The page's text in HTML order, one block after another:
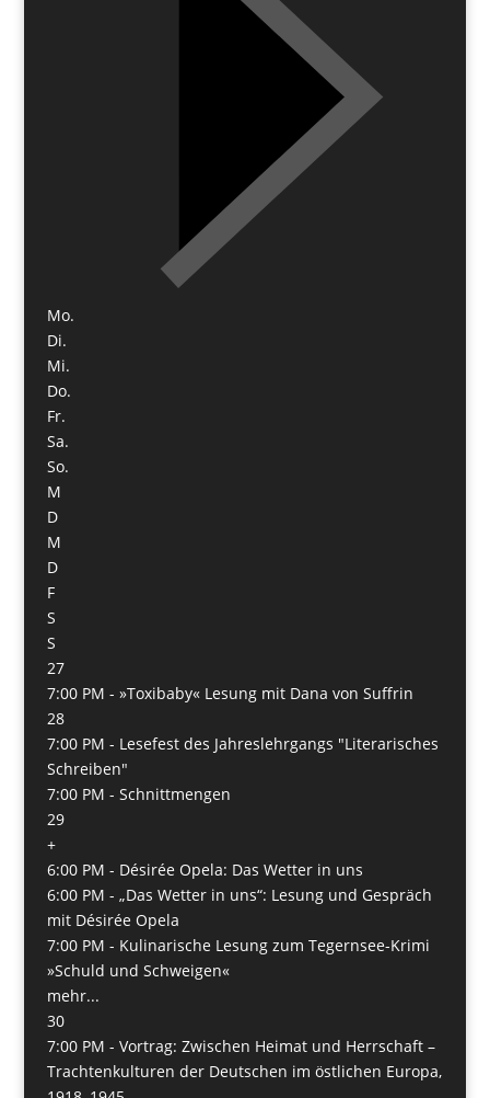
Mo.
Di.
Mi.
Do.
Fr.
Sa.
So.
M
D
M
D
F
S
S
27
7:00 PM - »Toxibaby« Lesung mit Dana von Suffrin
28
7:00 PM - Lesefest des Jahreslehrgangs "Literarisches
Schreiben"
7:00 PM - Schnittmengen
29
+
6:00 PM - Désirée Opela: Das Wetter in uns
6:00 PM - „Das Wetter in uns“: Lesung und Gespräch
mit Désirée Opela
7:00 PM - Kulinarische Lesung zum Tegernsee-Krimi
»Schuld und Schweigen«
mehr...
30
7:00 PM - Vortrag: Zwischen Heimat und Herrschaft –
Trachtenkulturen der Deutschen im östlichen Europa,